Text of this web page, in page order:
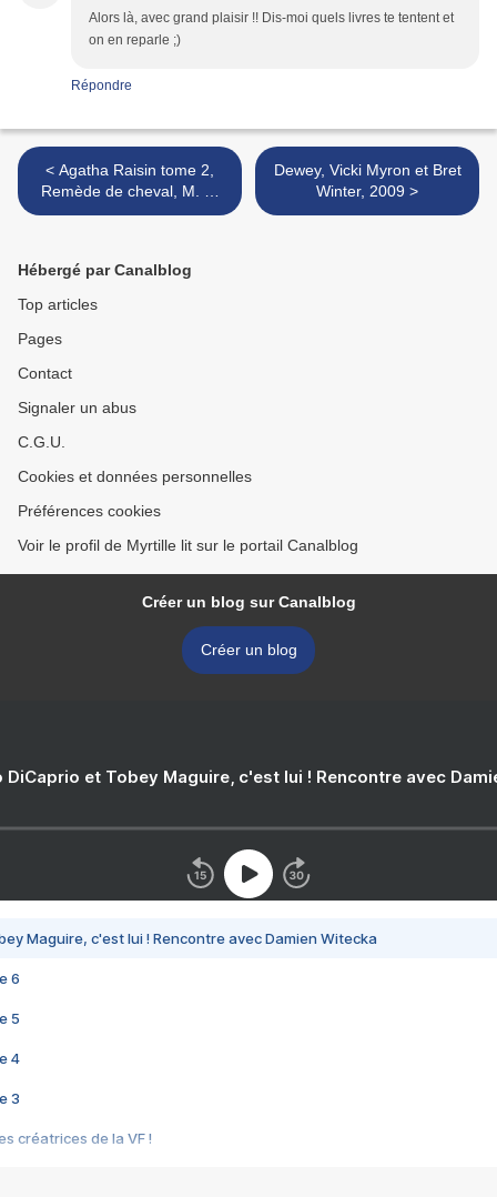
Alors là, avec grand plaisir !! Dis-moi quels livres te tentent et
on en reparle ;)
Répondre
< Agatha Raisin tome 2,
Remède de cheval, M. C.
Beaton
Dewey, Vicki Myron et Bret
Winter, 2009 >
Hébergé par Canalblog
Top articles
Pages
Contact
Signaler un abus
C.G.U.
Cookies et données personnelles
Préférences cookies
Voir le profil de Myrtille lit sur le portail Canalblog
Créer un blog sur Canalblog
Créer un blog
DiCaprio et Tobey Maguire, c'est lui ! Rencontre avec
Maguire, c'est lui ! Rencontre avec Damien Witecka
6
5
4
3
créatrices de la VF !